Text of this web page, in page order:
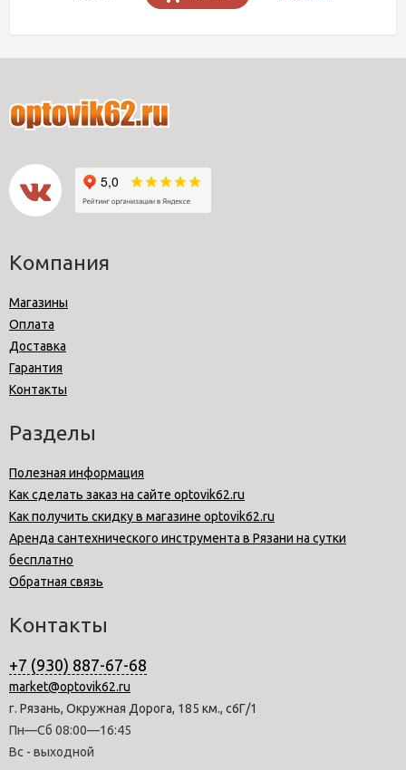
Компания
Магазины
Оплата
Доставка
Гарантия
Контакты
Разделы
Полезная информация
Как сделать заказ на сайте optovik62.ru
Как получить скидку в магазине optovik62.ru
Аренда сантехнического инструмента в Рязани на сутки
бесплатно
Обратная связь
Контакты
+7 (930) 887-67-68
market@optovik62.ru
г. Рязань, Окружная Дорога, 185 км., с6Г/1
Пн—Сб 08:00—16:45
Вс - выходной